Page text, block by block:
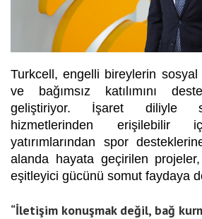
Turkcell, engelli bireylerin
ve bağımsız katılımını
geliştiriyor. İşaret diliyle
hizmetlerinden erişilebilir
yatırımlarından spor
alanda hayata geçirilen
eşitleyici gücünü somut faydaya
“İletişim konuşmak değil, bağ